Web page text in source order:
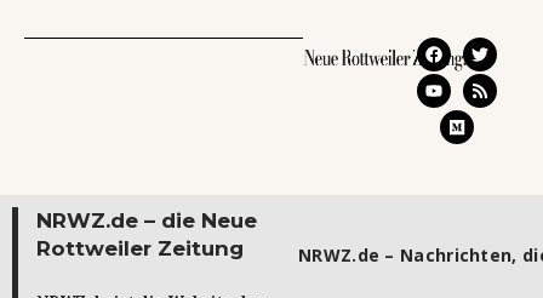
NRWZ.de – die Neue
Rottweiler Zeitung
NRWZ.de – Nachrichten,